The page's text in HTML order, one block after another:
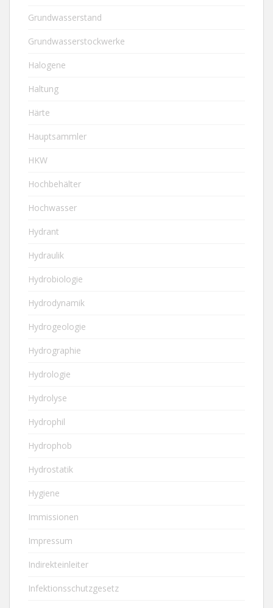
Grundwasserstand
Grundwasserstockwerke
Halogene
Haltung
Härte
Hauptsammler
HKW
Hochbehälter
Hochwasser
Hydrant
Hydraulik
Hydrobiologie
Hydrodynamik
Hydrogeologie
Hydrographie
Hydrologie
Hydrolyse
Hydrophil
Hydrophob
Hydrostatik
Hygiene
Immissionen
Impressum
Indirekteinleiter
Infektionsschutzgesetz